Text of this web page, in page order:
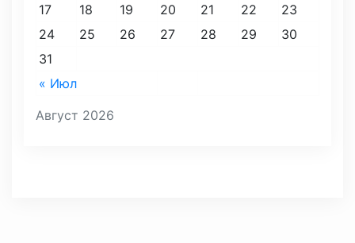
Август 2026
« Июл
17
18 19 20 21 22
23
24
25 26 27 28 29
30
31